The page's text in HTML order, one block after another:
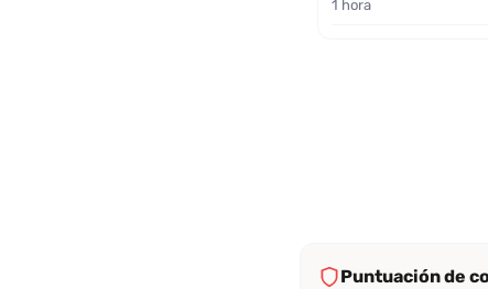
1 hora
Puntuación de